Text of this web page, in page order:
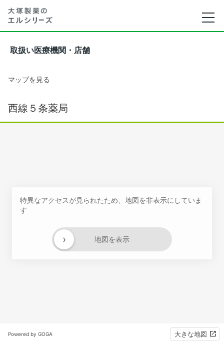
取扱い医療機関・店舗
マップを見る
西線５条薬局
特異なアクセスが見られたため、地図を非表示にしていま
す
地図を表示
›
Powered by GOGA 大きな地図